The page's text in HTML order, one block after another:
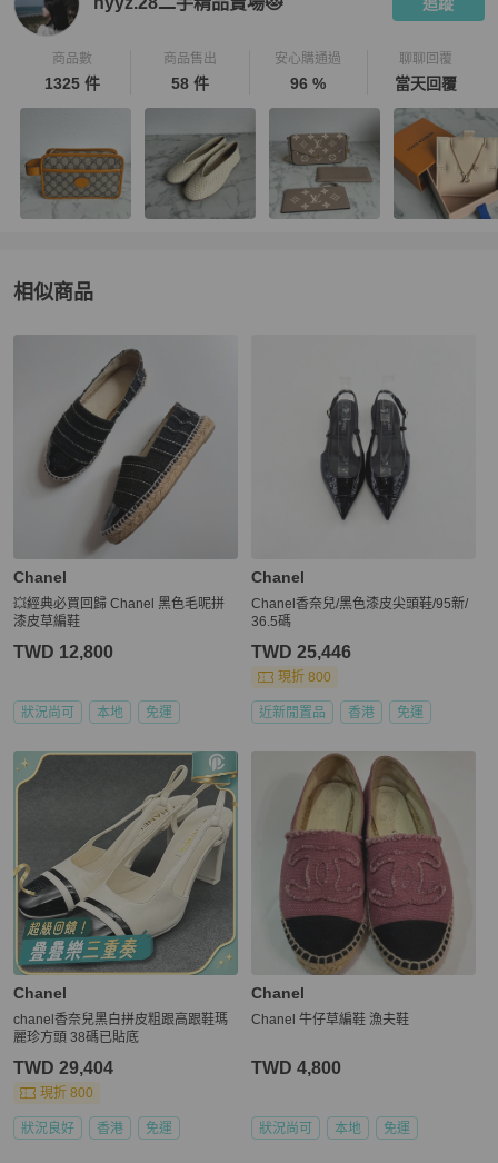
商品數
1325 件
商品售出
58 件
安心購通過
96 %
聊聊回覆
當天回覆
相似商品
更多相似Chanel
Chanel
💥經典必買回歸 Chanel 黑色毛呢拼
漆皮草編鞋
TWD 12,800
狀況尚可 本地 免運
Chanel
Chanel香奈兒/黑色漆皮尖頭鞋/95新/
36.5碼
TWD 25,446
現折 800
近新閒置品 香港 免運
Chanel
chanel香奈兒黑白拼皮粗跟高跟鞋瑪
麗珍方頭 38碼已貼底
TWD 29,404
現折 800
狀況良好 香港 免運
Chanel
Chanel 牛仔草編鞋 漁夫鞋
TWD 4,800
狀況尚可 本地 免運